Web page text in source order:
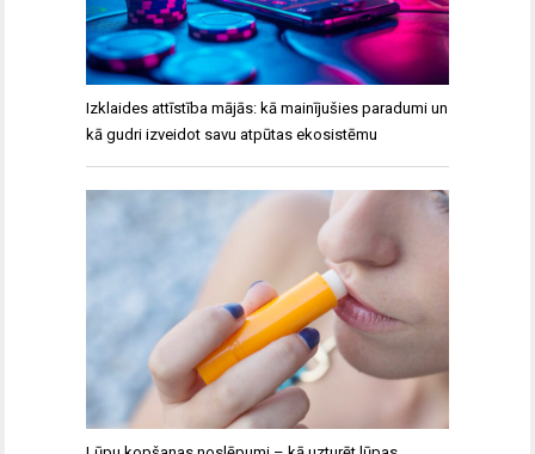
Izklaides attīstība mājās: kā mainījušies paradumi un
kā gudri izveidot savu atpūtas ekosistēmu